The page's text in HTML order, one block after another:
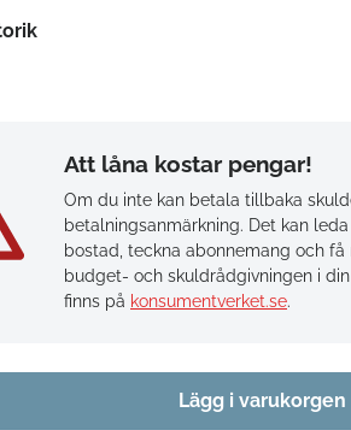
Att låna kostar pengar!
Om du inte kan betala tillbaka
betalningsanmärkning. Det kan
bostad, teckna abonnemang och få
budget- och skuldrådgivningen i
finns på konsumentverket.se.
Lägg i varukorgen